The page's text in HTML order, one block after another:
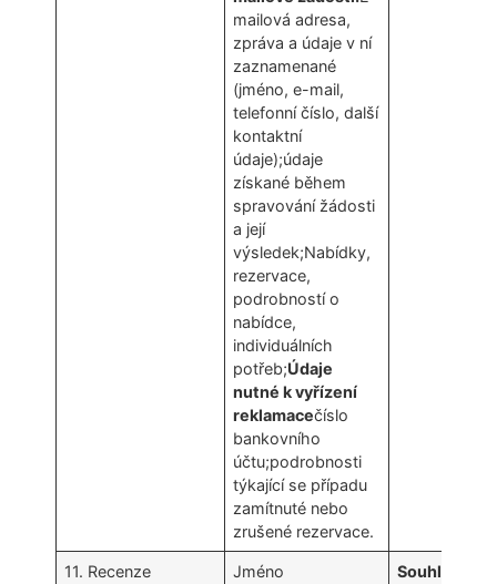
mailová adresa,
zpráva a údaje v ní
zaznamenané
(jméno, e-mail,
telefonní číslo, další
kontaktní
údaje);údaje
získané během
spravování žádosti
a její
výsledek;Nabídky,
rezervace,
podrobností o
nabídce,
individuálních
potřeb;Údaje
nutné k vyřízení
reklamacečíslo
bankovního
účtu;podrobnosti
týkající se případu
zamítnuté nebo
zrušené rezervace.
11. Recenze
Jméno
Souhlas